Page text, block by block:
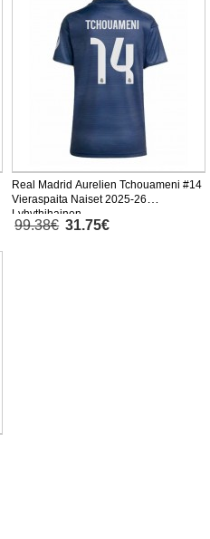
Real Madrid Aurelien Tchouameni #14
Vieraspaita Naiset 2025-26
Lyhythihainen
99.38€ 31.75€